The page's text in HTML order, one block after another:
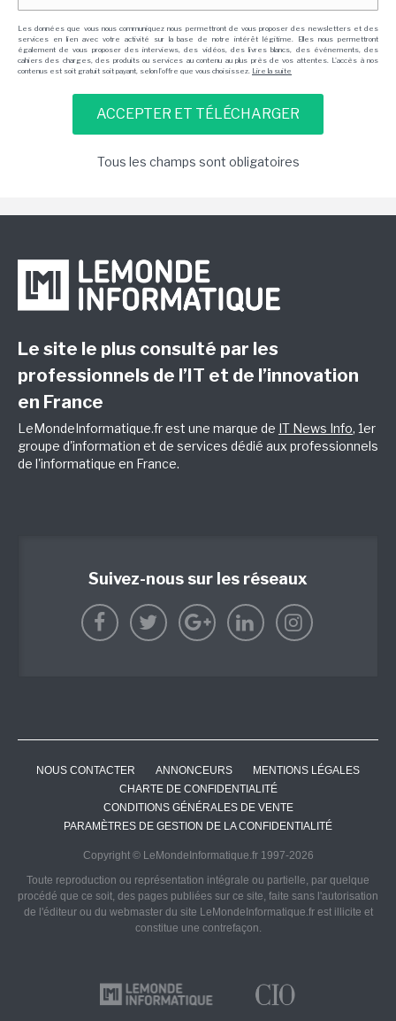
Les données que vous nous communiquez nous permettront de vous proposer des newsletters et des
services en lien avec votre activité sur la base de notre intérêt légitime. Elles nous permettront
également de vous proposer des interviews, des vidéos, des livres blancs, des événements, des
cahiers des charges, des produits ou services au contenu au plus près de vos attentes. L'accès à nos
contenus est soit gratuit soit payant, selon l'offre que vous choisissez. Lire la suite
Tous les champs sont obligatoires
Le site le plus consulté par les
professionnels de l’IT et de l’innovation
en France
LeMondeInformatique.fr est une marque de IT News Info, 1er
groupe d'information et de services dédié aux professionnels
de l'informatique en France.
Suivez-nous sur les réseaux
NOUS CONTACTER ANNONCEURS
MENTIONS LÉGALES
CHARTE DE CONFIDENTIALITÉ
CONDITIONS GÉNÉRALES DE VENTE
PARAMÈTRES DE GESTION DE LA CONFIDENTIALITÉ
Copyright © LeMondeInformatique.fr 1997-2026
Toute reproduction ou représentation intégrale ou partielle, par quelque
procédé que ce soit, des pages publiées sur ce site, faite sans l'autorisation
de l'éditeur ou du webmaster du site LeMondeInformatique.fr est illicite et
constitue une contrefaçon.